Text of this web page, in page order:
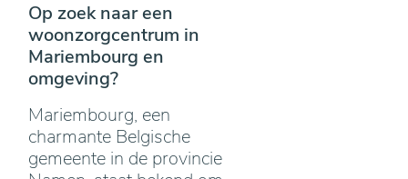
Op zoek naar een
woonzorgcentrum in
Mariembourg en
omgeving?
Mariembourg, een
charmante Belgische
gemeente in de provincie